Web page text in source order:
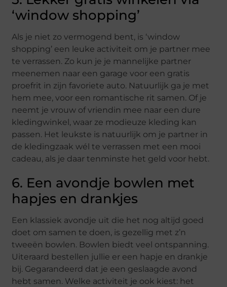
‘window shopping’
Als je niet zo vermogend bent, is ‘window
shopping’ een leuke activiteit om je partner mee
te verrassen. Zo kun je je mannelijke partner
meenemen naar een garage voor een gratis
proefrit in zijn favoriete auto. Natuurlijk ga je met
hem mee, voor een romantische rit samen. Of je
neemt je vrouw of vriendin mee naar een dure
kledingwinkel, waar ze modieuze kleding kan
passen. Het leukste is natuurlijk om je partner in
de kledingzaak wél te verrassen met een mooi
cadeau, als je daar tenminste het geld voor hebt.
6. Een avondje bowlen met
hapjes en drankjes
Een klassiek avondje uit die het nog altijd goed
doet om samen te doen, is gezellig met z’n
tweeën bowlen. Bowlen biedt veel ontspanning.
Uiteraard bestellen jullie er een hapje en drankje
bij. Gegarandeerd dat je een geslaagde avond
hebt samen. Welke activiteit je ook kiest: het